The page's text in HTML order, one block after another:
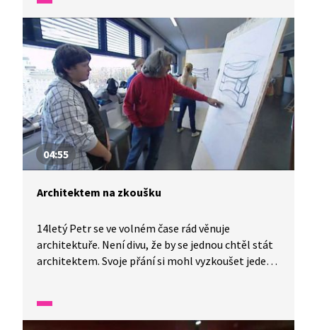
podíváme do zkušebního sálu, kde se pilně každé
baletní představení trénuje.
04:55
Architektem na zkoušku
14letý Petr se ve volném čase rád věnuje
architektuře. Není divu, že by se jednou chtěl stát
architektem. Svoje přání si mohl vyzkoušet jeden
popřípadě i vymodelovat. Navrhovat stavby není